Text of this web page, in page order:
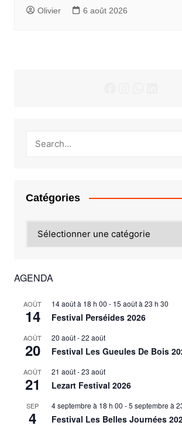
Olivier 6 août 2026
Catégories
AGENDA
AOÛT
14
14 août à 18 h 00 - 15 août à 23 h 30
Festival Perséides 2026
AOÛT
20
20 août-22 août
Festival Les Gueules De Bois
AOÛT
21
21 août-23 août
Lezart Festival 2026
SEP
4
4 septembre à 18 h 00 -5 septembre à
Festival Les Belles Journées